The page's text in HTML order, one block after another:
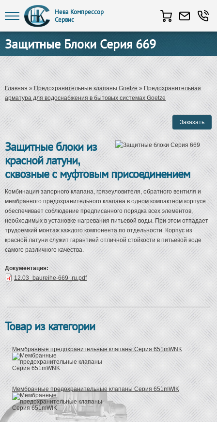
Нева Компрессор
Сервис
Защитные Блоки Серия 669
Вы здесь
Главная»Предохранительные клапаны Goetze»Предохранительная
арматура для водоснабжения в бытовых системах Goetze
Защитные блоки из
красной латуни,
сквозные с муфтовым присоединением
Комбинация запорного клапана, грязеуловителя, обратного вентиля и
мембранного предохранительного клапана в одном компактном корпусе
обеспечивает соблюдение предписанного порядка всех элементов,
необходимых в установке нагревания питьевой воды. При этом отпадает
трудоемкий монтаж каждого компонента по отдельности. Корпус из
красной латуни служит гарантией отличной стойкости в питьевой воде
самого различного качества.
Документация:
12.03_baureihe-669_ru.pdf
Товар из категории
Мембранные предохранительные клапаны Серия 651mWNK
Мембранные предохранительные клапаны Серия 651mWIK